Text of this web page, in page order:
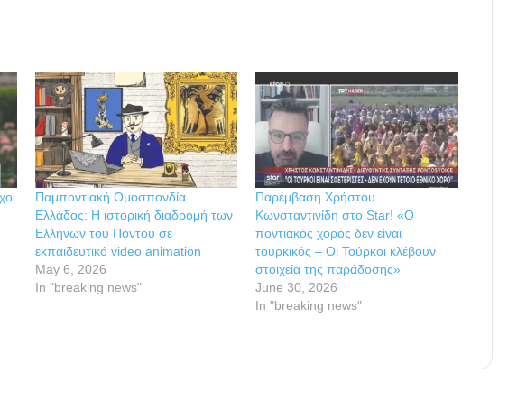
Παμποντιακή Ομοσπονδία
Ελλάδος: Η ιστορική διαδρομή των
Ελλήνων του Πόντου σε
εκπαιδευτικό video animation
May 6, 2026
In "breaking news"
Παρέμβαση Χρήστου
Κωνσταντινίδη στο Star! «Ο
ποντιακός χορός δεν είναι
τουρκικός – Οι Τούρκοι κλέβουν
στοιχεία της παράδοσης»
June 30, 2026
In "breaking news"